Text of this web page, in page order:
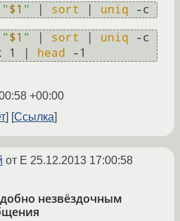
"$1 " sort uniq -c
"$1 " sort uniq -c
1 | head -1
+00:00
Ссылка
от E 25.12.2013 17:00:58
незвёздочным